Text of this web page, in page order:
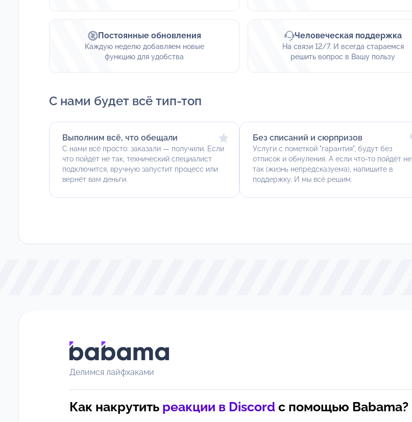
Постоянные обновления
Каждую неделю добавляем новые
функцию для удобства
Человеческая поддержка
На связи 12/7. И всегда стараемся
решить вопрос в Вашу пользу
С нами будет всё тип-топ
Выполним всё, что обещали
С нами всё просто: заказали — получили. Если
что пойдёт не так, технический специалист
подключится, вручную запустит процесс или
вернёт вам деньги.
Без списаний и сюрпризов
Услуги с пометкой "гарантия", будут без
отписок и обнуления. А если что-то пойдёт не
так (жизнь непредсказуема), напишите в
поддержку. И мы всё решим.
Делимся лайфхаками
Как накрутить реакции в Discord с помощью Babama?